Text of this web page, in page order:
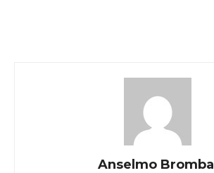
Anselmo Brombal